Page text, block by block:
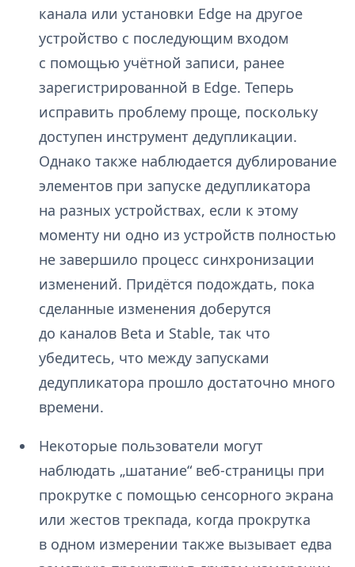
канала или установки Edge на другое
устройство с последующим входом
с помощью учётной записи, ранее
зарегистрированной в Edge. Теперь
исправить проблему проще, поскольку
доступен инструмент дедупликации.
Однако также наблюдается дублирование
элементов при запуске дедупликатора
на разных устройствах, если к этому
моменту ни одно из устройств полностью
не завершило процесс синхронизации
изменений. Придётся подождать, пока
сделанные изменения доберутся
до каналов Beta и Stable, так что
убедитесь, что между запусками
дедупликатора прошло достаточно много
времени.
Некоторые пользователи могут
наблюдать „шатание“ веб-страницы при
прокрутке с помощью сенсорного экрана
или жестов трекпада, когда прокрутка
в одном измерении также вызывает едва